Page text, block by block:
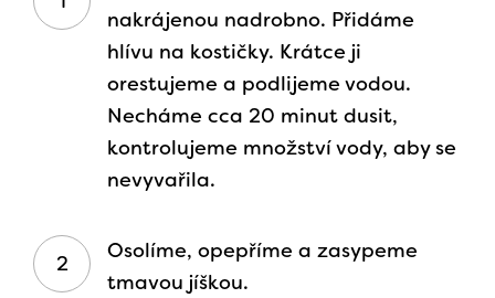
nakrájenou nadrobno. Přidáme
hlívu na kostičky. Krátce ji
orestujeme a podlijeme vodou.
Necháme cca 20 minut dusit,
kontrolujeme množství vody, aby se
nevyvařila.
Osolíme, opepříme a zasypeme
tmavou jíškou.